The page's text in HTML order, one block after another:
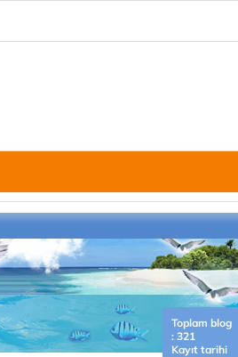
Toplam blog
: 321
Kayıt tarihi